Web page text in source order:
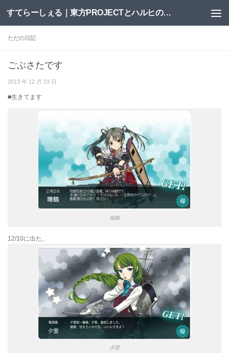
コンテンツへスキップ すてらーしぇる｜東方PROJECTとハルヒの二次創作サイト
ただの日記
ごぶさたです
2013 年 12 月 23 日
■生きてます
瑞鶴
12/10に出た。
夕雲